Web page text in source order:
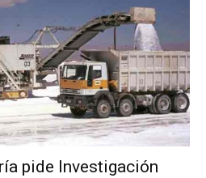
pide Investigación